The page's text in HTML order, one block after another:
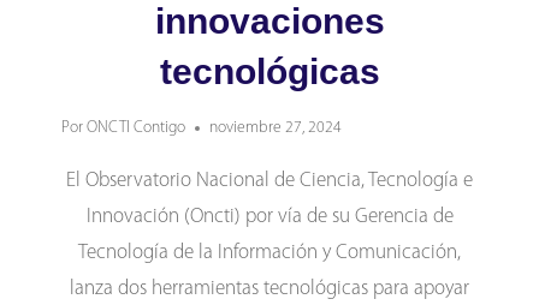
innovaciones
tecnológicas
Por ONCTI Contigo noviembre 27, 2024
El Observatorio Nacional de Ciencia, Tecnología e
Innovación (Oncti) por vía de su Gerencia de
Tecnología de la Información y Comunicación,
lanza dos herramientas tecnológicas para apoyar